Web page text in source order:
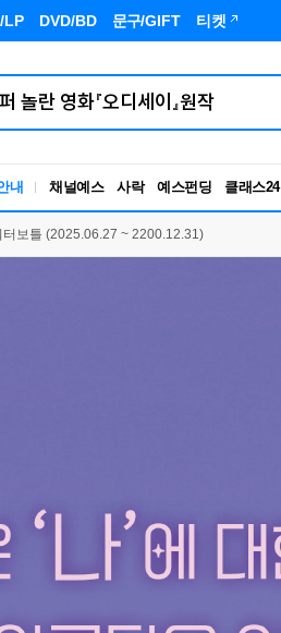
LP DVD/BD 문구/GIFT 티켓
내 채널예스 사락 예스펀딩 클래스24
터보틀 (2025.06.27 ~ 2200.12.31)